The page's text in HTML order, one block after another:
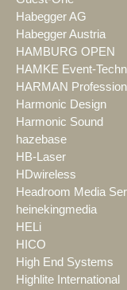
Habegger AG
Habegger Austria
HAMBURG OPEN
HAMKE Event-
HARMAN
Harmonic Design
Harmonic Sound
hazebase
HB-Laser
HDwireless
Headroom Media
heinekingmedia
HELi
HICO
High End Systems
Highlite International